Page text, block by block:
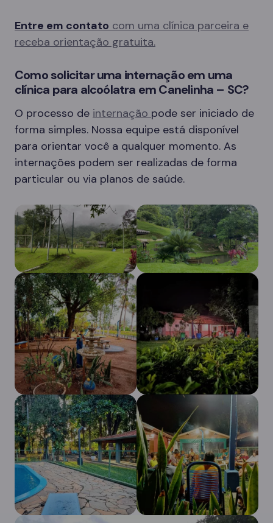
Entre em contato com uma clínica parceira e
receba orientação gratuita.
Como solicitar uma internação em uma
clínica para alcoólatra em Canelinha – SC?
O processo de internação pode ser iniciado de
forma simples. Nossa equipe está disponível
para orientar você a qualquer momento. As
internações podem ser realizadas de forma
particular ou via planos de saúde.